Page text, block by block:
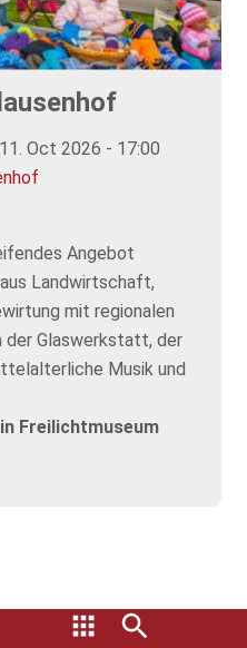
Oct 2026 - 17:00
Angebot
Landwirtschaft,
mit regionalen
der Glaswerkstatt, der
Musik und
Freilichtmuseum